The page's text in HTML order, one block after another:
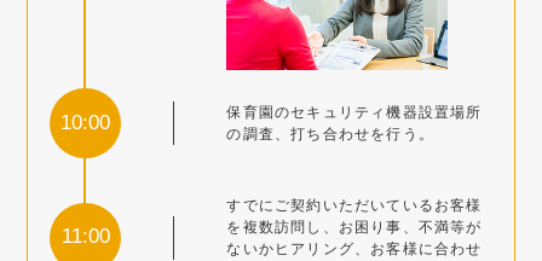
10:00
保育園のセキュリティ機器設置場所
の調査、打ち合わせを行う。
11:00
すでにご契約いただいているお客様
を複数訪問し、お困り事、不満等が
ないかヒアリング、お客様に合わせ